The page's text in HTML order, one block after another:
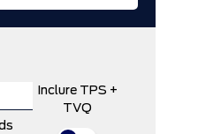
Inclure TPS +
TVQ